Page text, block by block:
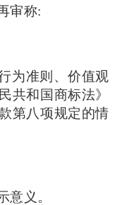
审称:
为准则、价值观
共和国商标法》
第八项规定的情
意义。